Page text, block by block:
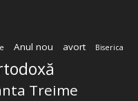
Anul nou avort Biserica
Treime